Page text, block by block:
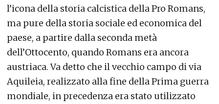
l’icona della storia calcistica della Pro Romans,
ma pure della storia sociale ed economica del
paese, a partire dalla seconda metà
dell’Ottocento, quando Romans era ancora
austriaca. Va detto che il vecchio campo di via
Aquileia, realizzato alla fine della Prima guerra
mondiale, in precedenza era stato utilizzato